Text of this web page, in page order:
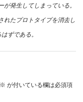
発生してしまっている。
れたプロトタイプを消去し
ずである。
※ が付いている欄は必須項